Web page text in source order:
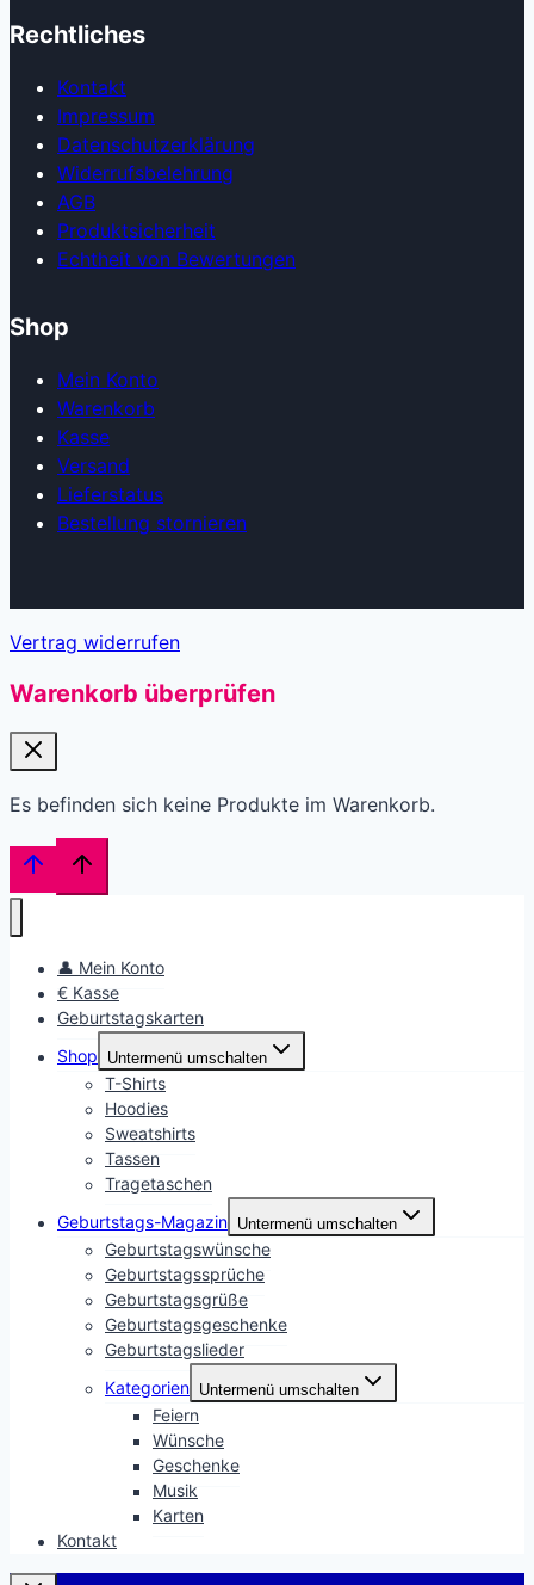
Rechtliches
Kontakt
Impressum
Datenschutzerklärung
Widerrufsbelehrung
AGB
Produkt­sicherheit
Echtheit von Bewertungen
Shop
Mein Konto
Warenkorb
Kasse
Versand
Lieferstatus
Bestellung stornieren
Vertrag widerrufen
Warenkorb überprüfen
Es befinden sich keine Produkte im Warenkorb.
👤 Mein Konto
€ Kasse
Geburtstagskarten
Shop
Untermenü umschalten
T-Shirts
Hoodies
Sweatshirts
Tassen
Tragetaschen
Geburtstags-Magazin Untermenü umschalten
Geburtstagswünsche
Geburtstagssprüche
Geburtstagsgrüße
Geburtstagsgeschenke
Geburtstagslieder
Kategorien Untermenü umschalten
Feiern
Wünsche
Geschenke
Musik
Karten
Kontakt